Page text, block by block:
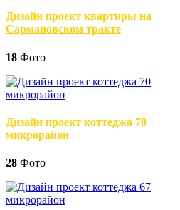
Дизайн проект квартиры на
Сармановском тракте
18 Фото
Дизайн проект коттеджа 70
микрорайон
28 Фото